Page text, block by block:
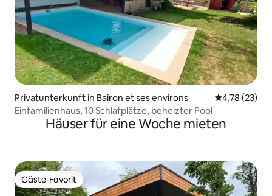
Privatunterkunft in Bairon et ses environs
4,78 (23)
Einfamilienhaus, 10 Schlafplätze, beheizter Pool
Häuser für eine Woche mieten
Gäste-Favorit
Gäste-Favorit